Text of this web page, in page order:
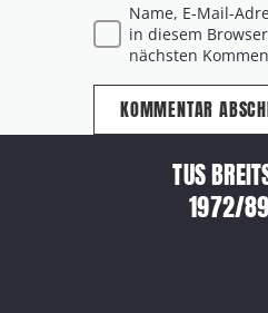
Name, E-Mail-
in diesem
nächsten
KOMMENTAR
TUS
1972/